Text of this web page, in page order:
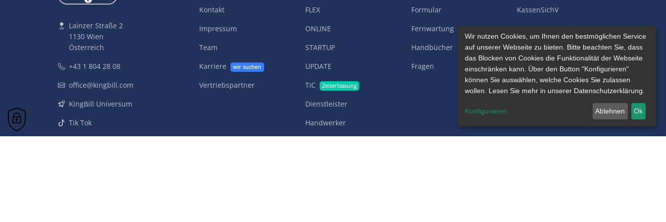
Lainzer Straße 2
1130 Wien
Österreich
+43 1 804 28 08
office@kingbill.com
KingBill Universum
Tik Tok
Kontakt
Impressum
Team
Karriere
wir suchen
Vertriebspartner
FLEX
ONLINE
STARTUP
UPDATE
TIC
Zeiterfassung
Dienstleister
Handwerker
Formular
Fernwartung
Handbücher
Fragen
KassenSichV
Kundenmeinungen
Referenzen
Youtube Kanal
Blog
Wir nutzen Cookies, um Ihnen den bestmöglichen Service
auf unserer Webseite zu bieten. Bitte beachten Sie, dass
das Blocken von Cookies die Funktionalität der Webseite
einschränken kann. Über den Button "Konfigurieren"
können Sie auswählen, welche Cookies Sie zulassen
wollen. Lesen Sie mehr in unserer Datenschutzerklärung.
Konfigurieren Ablehnen Ok